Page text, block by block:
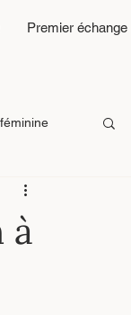
Premier échange
28 Portes
à